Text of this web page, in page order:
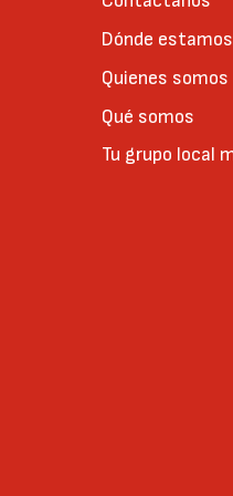
Dónde estamos
Quienes somos
Qué somos
Tu grupo local